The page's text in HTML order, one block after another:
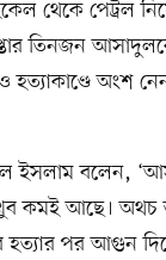
থেকে পেট্রল
তিনজন
অংশ
ইসলাম বলেন,
কমই আছে। অথচ
হত্যার পর আগুন